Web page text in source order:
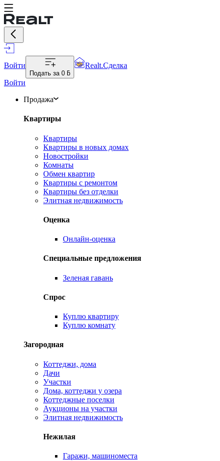
Войти
Подать за 0 ƃ
Realt.Сделка
Войти
Продажа
Квартиры
Квартиры
Квартиры в новых домах
Новостройки
Комнаты
Обмен квартир
Квартиры с ремонтом
Квартиры без отделки
Элитная недвижимость
Оценка
Онлайн-оценка
Специальные предложения
Зеленая гавань
Спрос
Куплю квартиру
Куплю комнату
Загородная
Коттеджи, дома
Дачи
Участки
Дома, коттеджи у озера
Коттеджные поселки
Аукционы на участки
Элитная недвижимость
Нежилая
Гаражи, машиноместа